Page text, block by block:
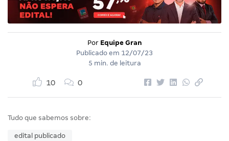
Por Equipe Gran
Publicado em 12/07/23
5 min. de leitura
10 0
Tudo que sabemos sobre:
edital publicado